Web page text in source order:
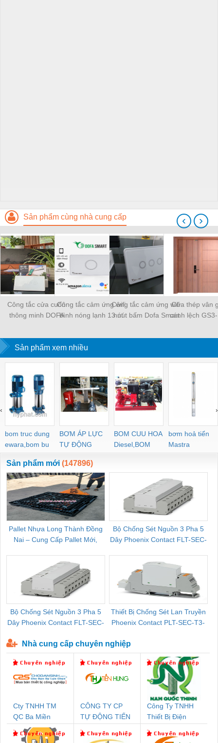
Sản phẩm cùng nhà cung cấp
Công tắc cửa cuốn
thông minh DOFA
Công tắc cảm ứng wifi
bình nóng lạnh 1 nút
Công tắc cảm ứng wifi
3 nút bấm Dofa Smart
Cửa thép vân
cánh lệch
‹ ›
Sản phẩm xem nhiều
bom truc dung
ewara,bom bu
ewara
BƠM ÁP LỰC
TỰ ĐỘNG
BOM CUU HOA
Diesel,BOM
CHUA CHAY
bơm hoả tiển
Mastra
‹ ›
Sản phẩm mới (147896)
Pallet Nhựa Long Thành Đồng
Nai – Cung Cấp Pallet Mới,
Bộ Chống Sét Nguồn 3 Pha 5
Dây Phoenix Contact FLT-SEC-
Bộ Chống Sét Nguồn 3 Pha 5
Dây Phoenix Contact FLT-SEC-
Thiết Bị Chống Sét Lan Truyền
Phoenix Contact PLT-SEC-T3-
Nhà cung cấp chuyên nghiệp
Cty TNHH TM
QC Ba Miền
CÔNG TY CP
TỰ ĐỘNG TIẾN
Công Ty TNHH
Thiết Bị Điện